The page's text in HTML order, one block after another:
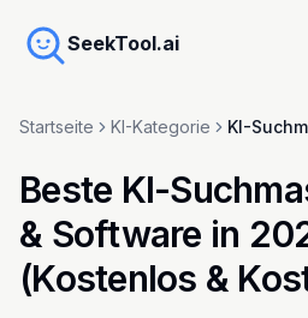
SeekTool.ai
Startseite KI-Kategorie KI-
Beste KI-
& Software in
(Kostenlos &